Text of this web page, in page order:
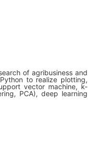
of agribusiness and
to realize plotting,
vector machine, k-
PCA), deep learning